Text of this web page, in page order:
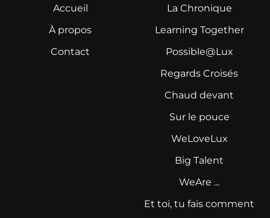
Accueil
À propos
Contact
La Chronique
Learning Together
Possible@Lux
Regards Croisés
Chaud devant
Sur le pouce
WeLoveLux
Big Talent
WeAre ...
Et toi, tu fais comment